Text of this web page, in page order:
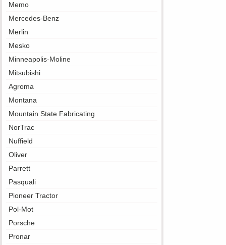
Memo
Mercedes-Benz
Merlin
Mesko
Minneapolis-Moline
Mitsubishi
Agroma
Montana
Mountain State Fabricating
NorTrac
Nuffield
Oliver
Parrett
Pasquali
Pioneer Tractor
Pol-Mot
Porsche
Pronar